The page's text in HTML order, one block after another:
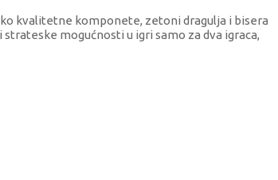
kvalitetne komponete, zetoni dragulja i bisera
mogućnosti u igri samo za dva igraca,